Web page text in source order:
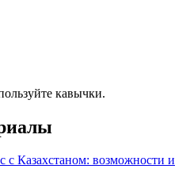
кавычки.
Казахстаном: возможности и